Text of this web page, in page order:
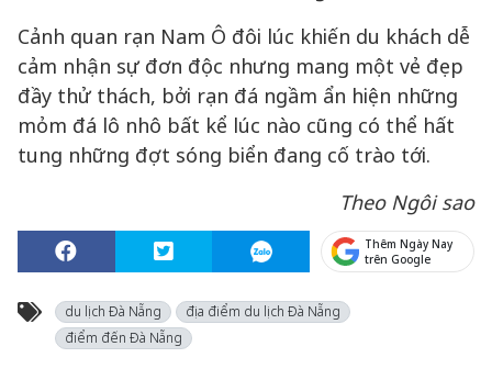
Cảnh quan rạn Nam Ô đôi lúc khiến du khách dễ
cảm nhận sự đơn độc nhưng mang một vẻ đẹp
đầy thử thách, bởi rạn đá ngầm ẩn hiện những
mỏm đá lô nhô bất kể lúc nào cũng có thể hất
tung những đợt sóng biển đang cố trào tới.
Theo Ngôi sao
Thêm Ngày Nay
trên Google
du lịch Đà Nẵng
địa điểm du lịch Đà Nẵng
điểm đến Đà Nẵng